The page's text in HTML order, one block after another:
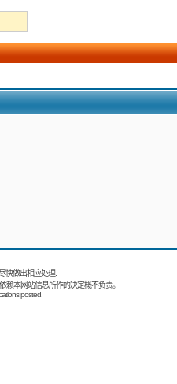
快做出相应处理.
本网站信息所作的决定概不负责。
posted.